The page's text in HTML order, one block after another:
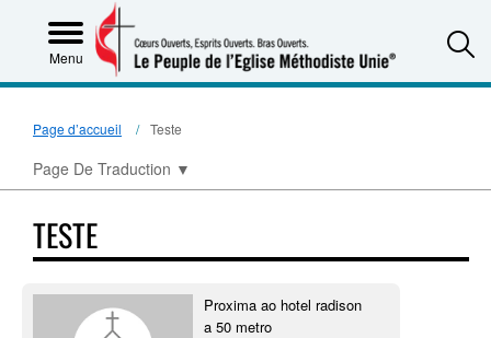
Menu
Page d’accueil Teste
Page De Traduction ▼
TESTE
Proxima ao hotel radison
a 50 metro